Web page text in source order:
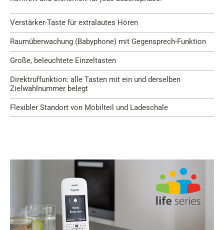
Verstärker-Taste für extralautes Hören
Raumüberwachung (Babyphone) mit Gegensprech-Funktion
Große, beleuchtete Einzeltasten
Direktruffunktion: alle Tasten mit ein und derselben
Zielwahlnummer belegt
Flexibler Standort von Mobilteil und Ladeschale